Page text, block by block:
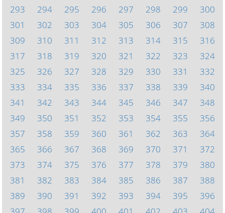
293
294 295 296 297 298 299
300
301
302 303 304 305 306 307
308
309
310 311 312 313 314 315
316
317
318 319 320 321 322 323
324
325
326 327 328 329 330 331
332
333
334 335 336 337 338 339
340
341
342 343 344 345 346 347
348
349
350 351 352 353 354 355
356
357
358 359 360 361 362 363
364
365
366 367 368 369 370 371
372
373
374 375 376 377 378 379
380
381
382 383 384 385 386 387
388
389
390 391 392 393 394 395
396